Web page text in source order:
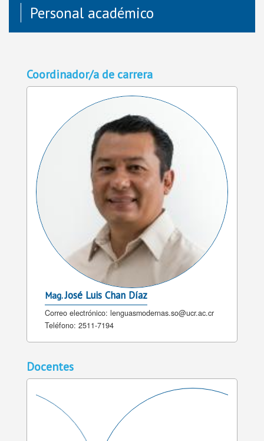
Personal académico
Coordinador/a de carrera
Mag.José Luis Chan Díaz
Correo electrónico: lenguasmodernas.so@ucr.ac.cr
Teléfono: 2511-7194
Docentes